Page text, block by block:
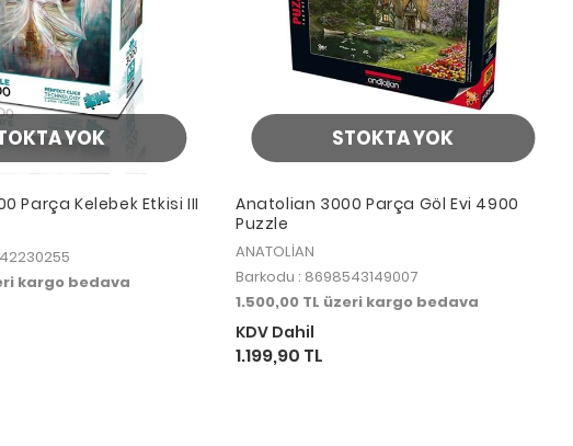
YOK
Parça Kelebek Etkisi III
kargo bedava
STOKTA YOK
Anatolian 3000 Parça Göl Evi 4900
Puzzle
ANATOLİAN
Barkodu : 8698543149007
1.500,00 TL üzeri kargo bedava
KDV Dahil
1.199,90 TL